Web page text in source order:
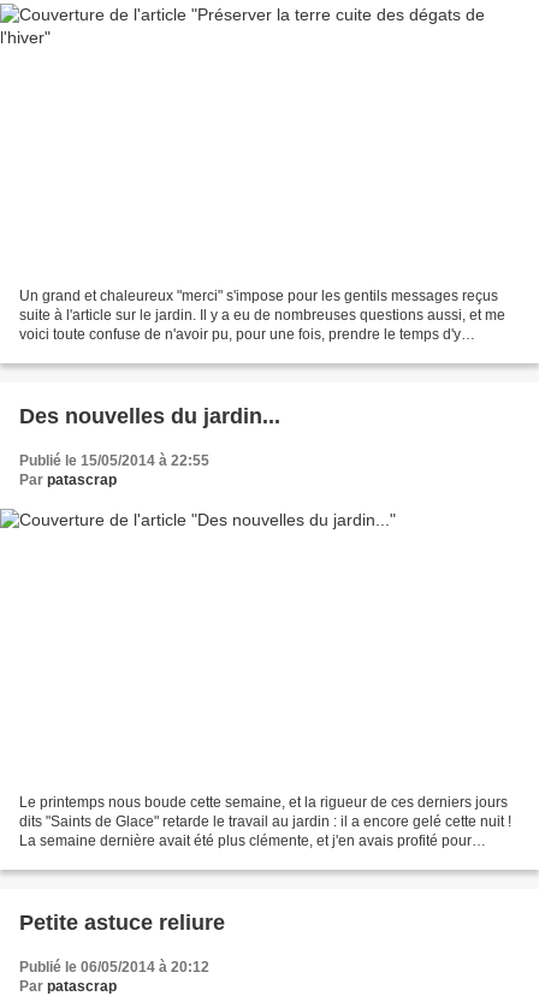
Un grand et chaleureux "merci" s'impose pour les gentils messages reçus
suite à l'article sur le jardin. Il y a eu de nombreuses questions aussi, et me
voici toute confuse de n'avoir pu, pour une fois, prendre le temps d'y
Des nouvelles du jardin...
Publié le 15/05/2014 à 22:55
Par patascrap
Le printemps nous boude cette semaine, et la rigueur de ces derniers jours
dits "Saints de Glace" retarde le travail au jardin : il a encore gelé cette nuit !
La semaine dernière avait été plus clémente, et j'en avais profité pour
Petite astuce reliure
Publié le 06/05/2014 à 20:12
Par patascrap